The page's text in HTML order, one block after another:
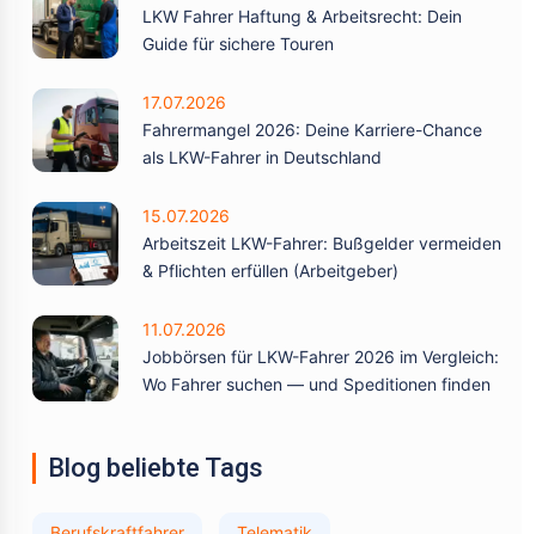
LKW Fahrer Haftung & Arbeitsrecht: Dein
Guide für sichere Touren
17.07.2026
Fahrermangel 2026: Deine Karriere-Chance
als LKW-Fahrer in Deutschland
15.07.2026
Arbeitszeit LKW-Fahrer: Bußgelder vermeiden
& Pflichten erfüllen (Arbeitgeber)
11.07.2026
Jobbörsen für LKW-Fahrer 2026 im Vergleich:
Wo Fahrer suchen — und Speditionen finden
Blog beliebte Tags